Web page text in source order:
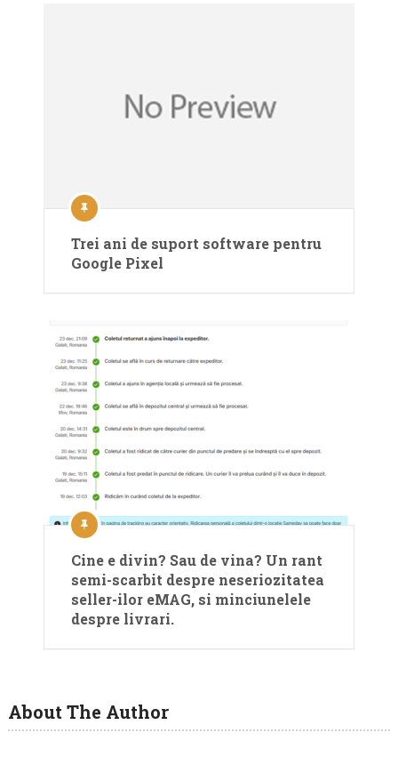
Trei ani de suport software pentru
Google Pixel
Cine e divin? Sau de vina? Un rant
semi-scarbit despre neseriozitatea
seller-ilor eMAG, si minciunelele
despre livrari.
About The Author